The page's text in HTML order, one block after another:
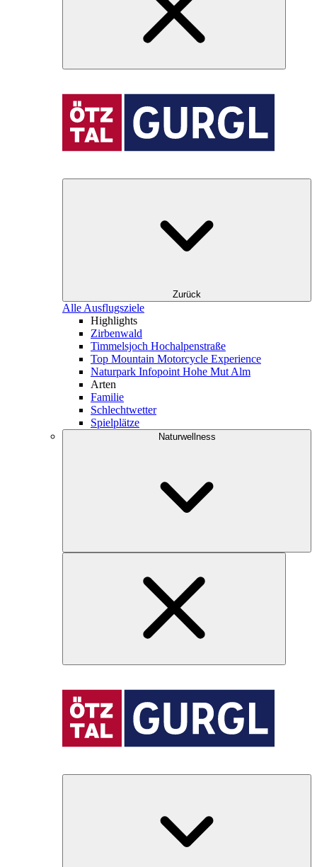
Zurück
Alle Ausflugsziele
Highlights
Zirbenwald
Timmelsjoch Hochalpenstraße
Top Mountain Motorcycle Experience
Naturpark Infopoint Hohe Mut Alm
Arten
Familie
Schlechtwetter
Spielplätze
Naturwellness